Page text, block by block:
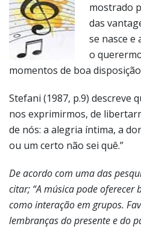
mostrado
das
se nasce e
o
momentos de boa
Stefani (1987, p.9) descreve
nos exprimirmos, de
de nós: a alegria íntima, a
ou um certo não sei quê.”
De acordo com uma das
citar; “A música pode oferecer
como interação em grupos.
lembranças do presente e do